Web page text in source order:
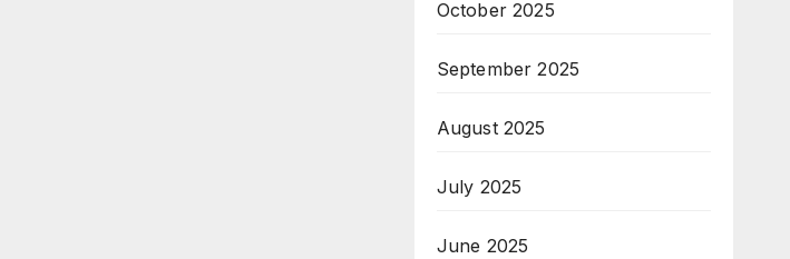
October 2025
September 2025
August 2025
July 2025
June 2025